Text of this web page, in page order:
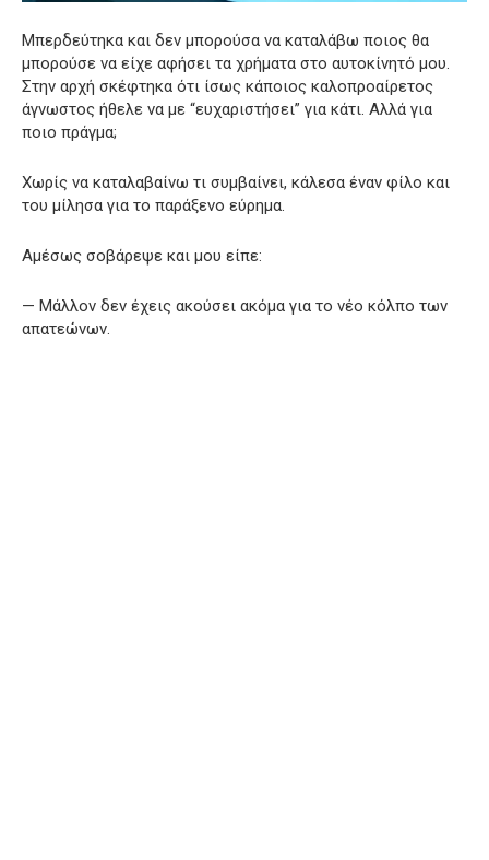
Μπερδεύτηκα και δεν μπορούσα να καταλάβω ποιος θα
μπορούσε να είχε αφήσει τα χρήματα στο αυτοκίνητό μου.
Στην αρχή σκέφτηκα ότι ίσως κάποιος καλοπροαίρετος
άγνωστος ήθελε να με “ευχαριστήσει” για κάτι. Αλλά για
ποιο πράγμα;
Χωρίς να καταλαβαίνω τι συμβαίνει, κάλεσα έναν φίλο και
του μίλησα για το παράξενο εύρημα.
Αμέσως σοβάρεψε και μου είπε:
— Μάλλον δεν έχεις ακούσει ακόμα για το νέο κόλπο των
απατεώνων.